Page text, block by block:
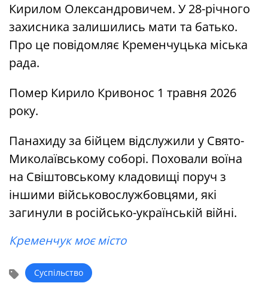
Кирилом Олександровичем. У 28-річного
захисника залишились мати та батько.
Про це повідомляє Кременчуцька міська
рада.
Помер Кирило Кривонос 1 травня 2026
року.
Панахиду за бійцем відслужили у Свято-
Миколаївському соборі. Поховали воїна
на Свіштовському кладовищі поруч з
іншими військовослужбовцями, які
загинули в російсько-українській війні.
Кременчук моє місто
Суспільство